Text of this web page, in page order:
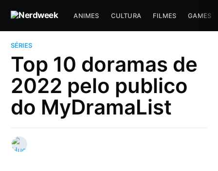
ANIMES CULTURA FILMES GAMES
SÉRIES
Top 10 doramas de
2022 pelo publico
do MyDramaList